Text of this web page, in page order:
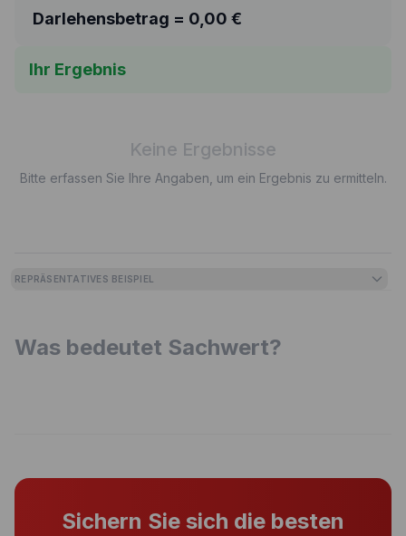
Darlehensbetrag = 0,00 €
Ihr Ergebnis
Keine Ergebnisse
Bitte erfassen Sie Ihre Angaben, um ein Ergebnis zu ermitteln.
REPRÄSENTATIVES BEISPIEL
Was bedeutet Sachwert?
Sichern Sie sich die besten